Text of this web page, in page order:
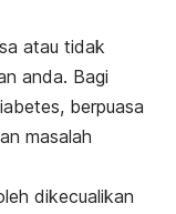
atau tidak
anda. Bagi
berpuasa
masalah
dikecualikan